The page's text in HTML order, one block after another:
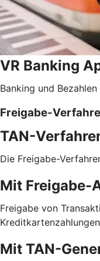
VR Banking
Banking und
Freigabe-
TAN-
Die Freigabe-
Mit Freigabe-
Freigabe von
Mit TAN-